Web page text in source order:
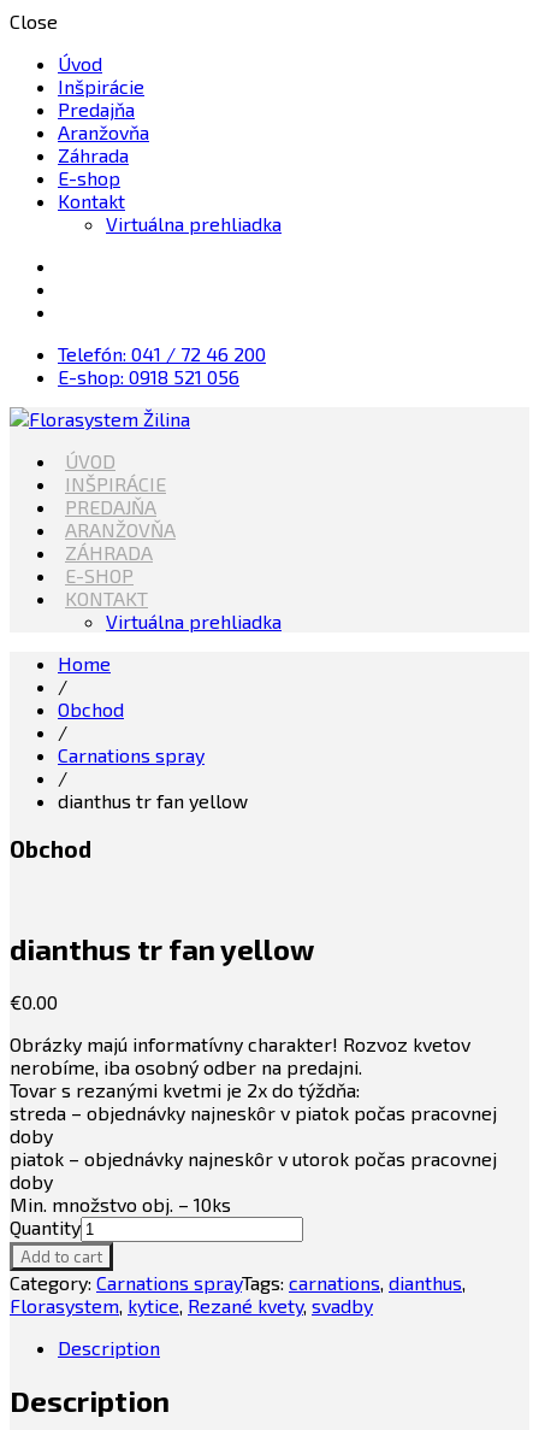
Close
Úvod
Inšpirácie
Predajňa
Aranžovňa
Záhrada
E-shop
Kontakt
Virtuálna prehliadka
Telefón: 041 / 72 46 200
E-shop: 0918 521 056
Florasystem Žilina
Kvety, Sviečky, dekorácie, Záhrada
ÚVOD
INŠPIRÁCIE
PREDAJŇA
ARANŽOVŇA
ZÁHRADA
E-SHOP
KONTAKT
Virtuálna prehliadka
Home
/
Obchod
/
Carnations spray
/
dianthus tr fan yellow
Obchod
dianthus tr fan yellow
€0.00
Obrázky majú informatívny charakter! Rozvoz kvetov
nerobíme, iba osobný odber na predajni.
Tovar s rezanými kvetmi je 2x do týždňa:
streda – objednávky najneskôr v piatok počas pracovnej
doby
piatok – objednávky najneskôr v utorok počas pracovnej
doby
Min. množstvo obj. – 10ks
Quantity
Add to cart
Category: Carnations sprayTags: carnations, dianthus,
Florasystem, kytice, Rezané kvety, svadby
Description
Description